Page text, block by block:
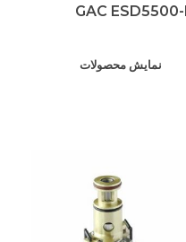
GAC ESD5500-II
نمایش محصولات